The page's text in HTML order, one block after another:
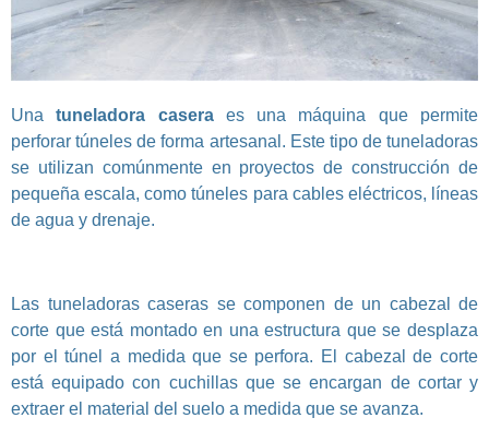
Unatuneladora caseraes una máquina que permite
perforar túneles de forma artesanal. Este tipo de tuneladoras
se utilizan comúnmente en proyectos de construcción de
pequeña escala, como túneles para cables eléctricos, líneas
de agua y drenaje.
Las tuneladoras caseras se componen de un cabezal de
corte que está montado en una estructura que se desplaza
por el túnel a medida que se perfora. El cabezal de corte
está equipado con cuchillas que se encargan de cortar y
extraer el material del suelo a medida que se avanza.